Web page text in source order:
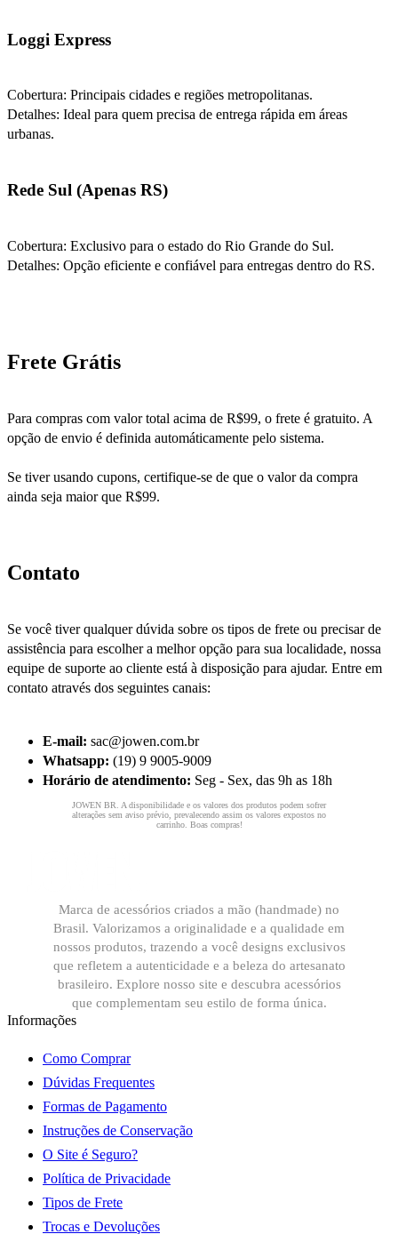
Loggi Express
Cobertura: Principais cidades e regiões metropolitanas.
Detalhes: Ideal para quem precisa de entrega rápida em áreas
urbanas.
Rede Sul (Apenas RS)
Cobertura: Exclusivo para o estado do Rio Grande do Sul.
Detalhes: Opção eficiente e confiável para entregas dentro do RS.
Frete Grátis
Para compras com valor total acima de R$99, o frete é gratuito. A
opção de envio é definida automáticamente pelo sistema.
Se tiver usando cupons, certifique-se de que o valor da compra
ainda seja maior que R$99.
Contato
Se você tiver qualquer dúvida sobre os tipos de frete ou precisar de
assistência para escolher a melhor opção para sua localidade, nossa
equipe de suporte ao cliente está à disposição para ajudar. Entre em
contato através dos seguintes canais:
E-mail: sac@jowen.com.br
Whatsapp: (19) 9 9005-9009
Horário de atendimento: Seg - Sex, das 9h as 18h
Marca de acessórios criados a mão (handmade) no
Brasil. Valorizamos a originalidade e a qualidade em
nossos produtos, trazendo a você designs exclusivos
que refletem a autenticidade e a beleza do artesanato
brasileiro. Explore nosso site e descubra acessórios
que complementam seu estilo de forma única.
Informações
Como Comprar
Dúvidas Frequentes
Formas de Pagamento
Instruções de Conservação
O Site é Seguro?
Política de Privacidade
Tipos de Frete
Trocas e Devoluções